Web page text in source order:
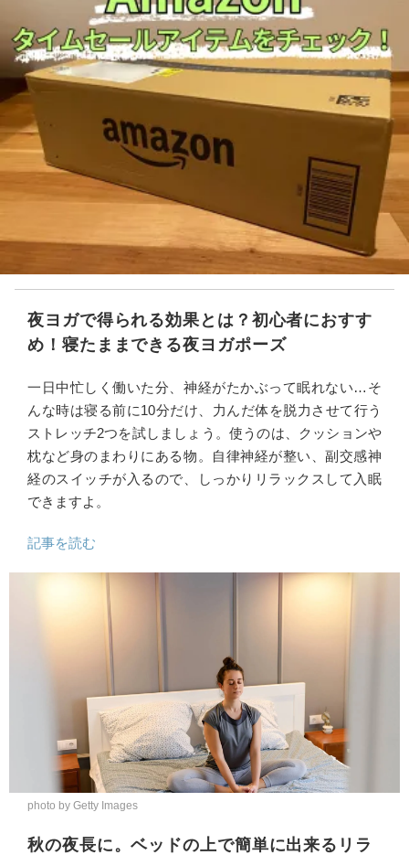
夜ヨガで得られる効果とは？初心者におすす
め！寝たままできる夜ヨガポーズ
一日中忙しく働いた分、神経がたかぶって眠れない…そ
んな時は寝る前に10分だけ、力んだ体を脱力させて行う
ストレッチ2つを試しましょう。使うのは、クッションや
枕など身のまわりにある物。自律神経が整い、副交感神
経のスイッチが入るので、しっかりリラックスして入眠
できますよ。
記事を読む
photo by Getty Images
秋の夜長に。ベッドの上で簡単に出来るリラ